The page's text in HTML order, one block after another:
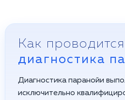
Как проводится
диагностика
Диагностика паранойи
исключительно